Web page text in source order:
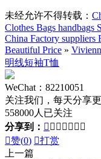
未经允许不得转载：
Clothes Bags handbags
China Factory suppliers
Beautiful Price »
明线短袖T恤
WeChat：82210051
关注我们，每天分享
558000人已关注
分享到：       
赞(0) 打赏
上一篇